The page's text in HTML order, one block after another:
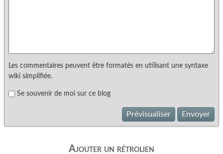
Les commentaires peuvent être formatés en utilisant une syntaxe
wiki simplifiée.
Se souvenir de moi sur ce blog
Prévisualiser Envoyer
Ajouter un rétrolien